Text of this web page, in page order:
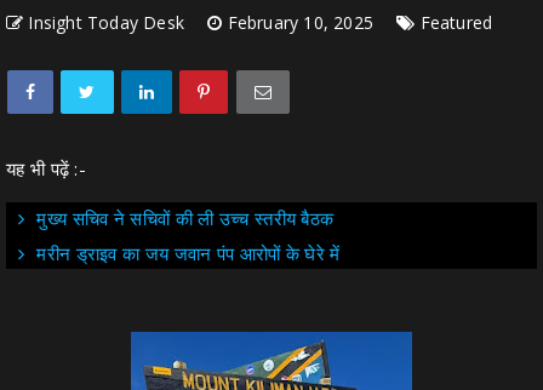
Insight Today Desk February 10, 2025 Featured
यह भी पढ़ें :-
मुख्य सचिव ने सचिवों की ली उच्च स्तरीय बैठक
मरीन ड्राइव का जय जवान पंप आरोपों के घेरे में